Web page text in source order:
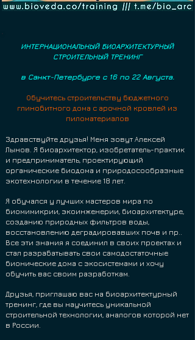
ИНТЕРНАЦИОНАЛЬНЫЙ БИОАРХИТЕКТУРНЫЙ
СТРОИТЕЛЬНЫЙ ТРЕНИНГ
в Санкт-Петербурге с 16 по 22 Августа.
Обучитесь строительству бюджетного
глинобитного дома с арочной кровлей из
пиломатериалов
Здравствуйте друзья! Меня зовут Алексей
Лынов. Я биоархитектор, изобретатель-практик
и предприниматель, проектирующий
органические биодома и природосообразные
экотехнологии в течение 18 лет.
Я обучался у лучших мастеров мира по
биомимикрии, экоинженерии, биоархитектуре,
созданию природных фильтров воды,
восстановлению деградировавших почв и пр..
Все эти знания я соединил в своих проектах и
стал разрабатывать свои самодостаточные
бионические дома с экосистемами и хочу
обучить вас своим разработкам.
Друзья, приглашаю вас на биоархитектурный
тренинг, где вы научитесь уникальной
строительной технологии, аналогов которой нет
в России.